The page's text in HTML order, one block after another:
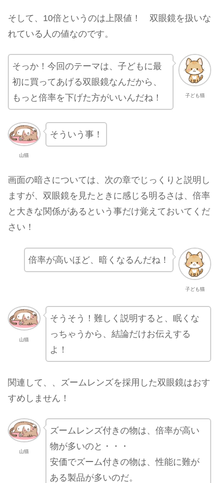
そして、10倍というのは上限値！ 双眼鏡を扱いな
れている人の値なのです。
子ども猫
そっか！今回のテーマは、子どもに最
初に買ってあげる双眼鏡なんだから、
もっと倍率を下げた方がいいんだね！
山猫
そういう事！
画面の暗さについては、次の章でじっくりと説明し
ますが、双眼鏡を見たときに感じる明るさは、倍率
と大きな関係があるという事だけ覚えておいてくだ
さい！
子ども猫
倍率が高いほど、暗くなるんだね！
山猫
そうそう！難しく説明すると、眠くな
っちゃうから、結論だけお伝えする
よ！
関連して、、ズームレンズを採用した双眼鏡はおす
すめしません！
山猫
ズームレンズ付きの物は、倍率が高い
物が多いのと・・・
安価でズーム付きの物は、性能に難が
ある製品が多いのだ。